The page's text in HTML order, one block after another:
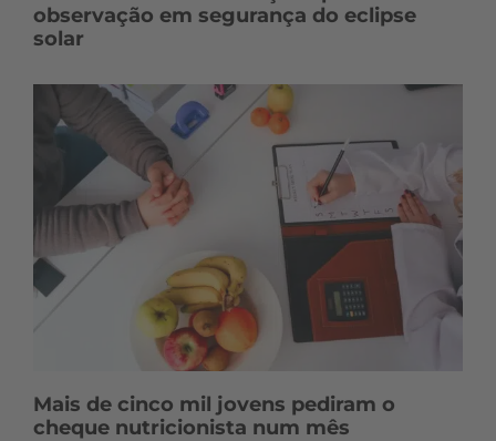
observação em segurança do eclipse
solar
Mais de cinco mil jovens pediram o
cheque nutricionista num mês